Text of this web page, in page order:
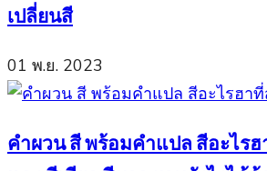
เปลี่ยนสี
01 พ.ย. 2023
คำผวน สี พร้อมคำแปล สีอะไรฮ